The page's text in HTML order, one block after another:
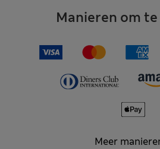
Manieren om
Meer